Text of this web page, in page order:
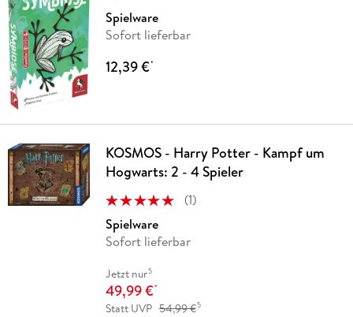
Spielware
Sofort lieferbar
12,39 €*
KOSMOS - Harry Potter - Kampf um
Hogwarts: 2 - 4 Spieler
(1)
Spielware
Sofort lieferbar
Jetzt nur5
49,99 €*
Statt UVP 54,99 €5